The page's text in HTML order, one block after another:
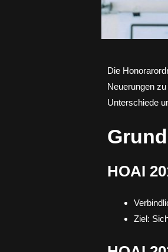
Die
Neuerungen
Unterschiede
HOAI
Ziel: